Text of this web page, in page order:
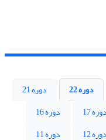
دوره 22
دوره 21
دوره 17
دوره 16
دوره 12
دوره 11